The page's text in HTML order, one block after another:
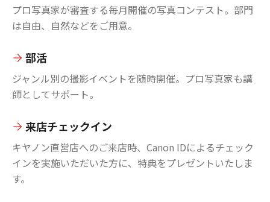
プロ写真家が審査する毎月開催の写真コンテスト。部門
は自由、自然などをご用意。
部活
ジャンル別の撮影イベントを随時開催。プロ写真家も講
師としてサポート。
来店チェックイン
キヤノン直営店へのご来店時、Canon IDによるチェック
インを実施いただいた方に、特典をプレゼントいたしま
す。